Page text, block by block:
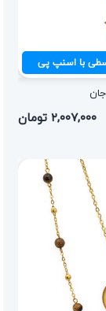
با اسنپ پی
۲,۰۰۷,۰۰۰ تومان